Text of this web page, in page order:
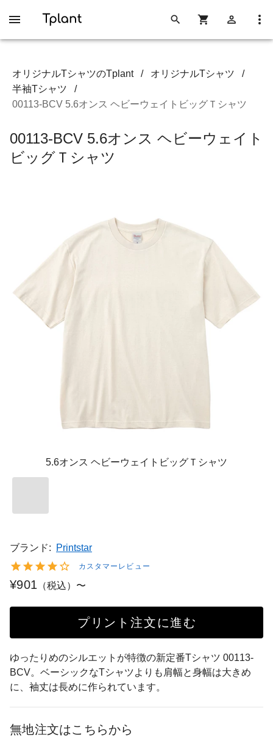
オリジナルTシャツのTplant / オリジナルTシャツ
/
半袖Tシャツ
/
00113-BCV 5.6オンス ヘビーウェイトビッグＴシャツ
00113-BCV 5.6オンス ヘビーウェイト
ビッグＴシャツ
5.6オンス ヘビーウェイトビッグＴシャツ
ブランド: Printstar
カスタマーレビュー
¥901 （税込）〜
プリント注文に進む
ゆったりめのシルエットが特徴の新定番Tシャツ 00113-
BCV。ベーシックなTシャツよりも肩幅と身幅は大きめ
に、袖丈は長めに作られています。
無地注文はこちらから